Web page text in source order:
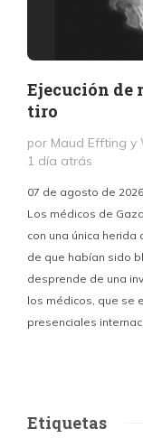
Ejecución de
tiro
por Maud Effting y
1 día atrás
07 de agosto de 2026
Los médicos de
con una única
de que habían sido
desprende de una
los médicos, que se
presenciales
Etiquetas